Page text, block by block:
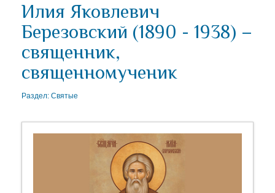
Илия Яковлевич
Березовский (1890 - 1938) –
священник,
священномученик
Раздел: Святые